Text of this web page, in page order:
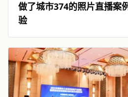
做了城市374的照片直播案
验